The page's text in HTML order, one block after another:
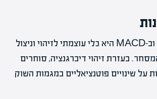
דיברגנציה ב-RSI וב-MACD היא כלי עוצמתי לזיהוי וניצול
בעזרת זיהוי דיברגנציה, סוחרים
על שינויים פוטנציאליים במגמות השוק